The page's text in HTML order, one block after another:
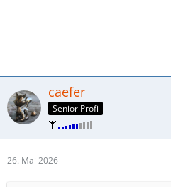
caefer
Senior Profi
26. Mai 2026